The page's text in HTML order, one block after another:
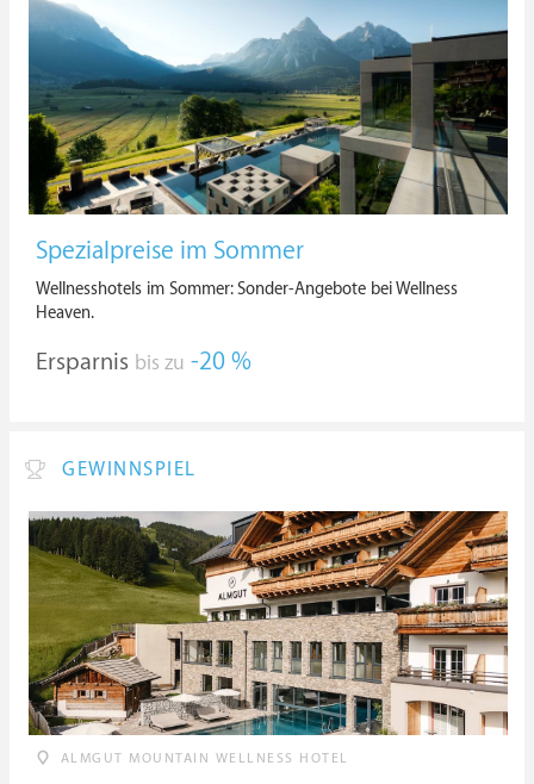
Spezialpreise im Sommer
Wellnesshotels im Sommer: Sonder-Angebote bei Wellness
Heaven.
Ersparnis bis zu -20 %
GEWINNSPIEL
ALMGUT MOUNTAIN WELLNESS HOTEL